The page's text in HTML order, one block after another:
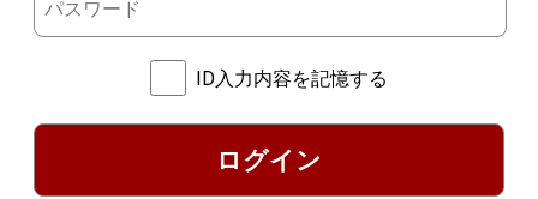
ID入力内容を記憶する
ログイン